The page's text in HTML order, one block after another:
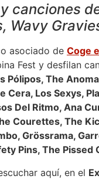
canciones
Wavy
asociado de Coge
Fest y desfilan
Pólipos, The
Cera, Los Sexys,
Del Ritmo, Ana
Courettes, The
Grössrama,
Pins, The Pissed
aquí, en el